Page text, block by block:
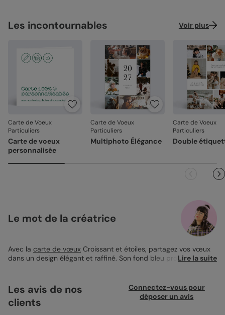
Les incontournables Voir plus
Carte de Voeux
Particuliers
Carte de voeux
personnalisée
Carte de Voeux
Particuliers
Multiphoto Élégance
Carte de Voeux
Particuliers
Double
Le mot de la créatrice
Avec la carte de vœux Croissant et étoiles, partagez vos vœux
dans un design élégant et raffiné. Son fond bleu profond, orné
prête à toutes les attentions, et nous vous recommandons
l'enveloppe bleu ciel pour une touche harmonieuse. Impression
professionnelle sur papier de qualité.
Lire la suite
Les avis de nos
clients
Connectez-vous pour
déposer un avis